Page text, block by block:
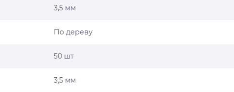
3,5 мм
По дереву
50 шт
3,5 мм